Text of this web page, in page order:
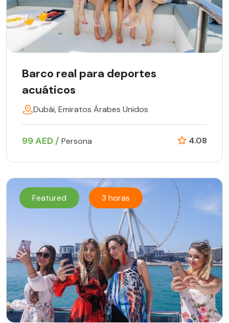
Barco real para deportes
acuáticos
Dubái, Emiratos Árabes Unidos
99 AED / Persona 4.08
Featured 3 horas